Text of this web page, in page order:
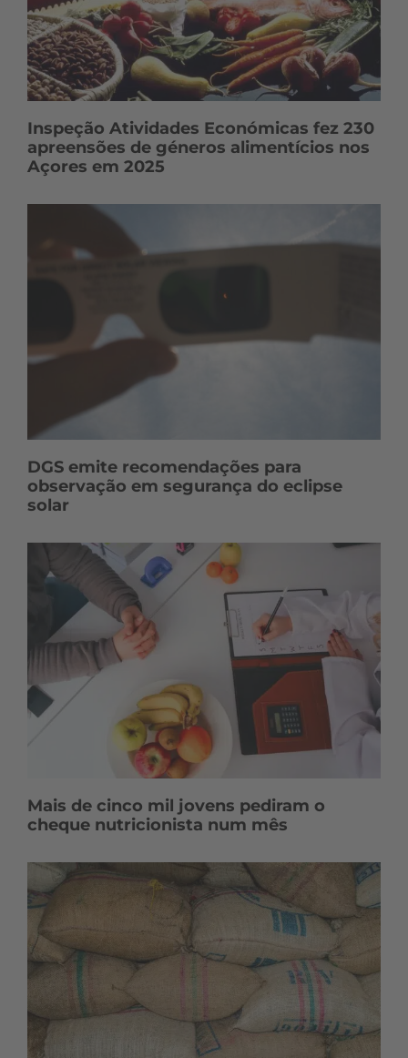
Inspeção Atividades Económicas fez 230
apreensões de géneros alimentícios nos
Açores em 2025
DGS emite recomendações para
observação em segurança do eclipse
solar
Mais de cinco mil jovens pediram o
cheque nutricionista num mês